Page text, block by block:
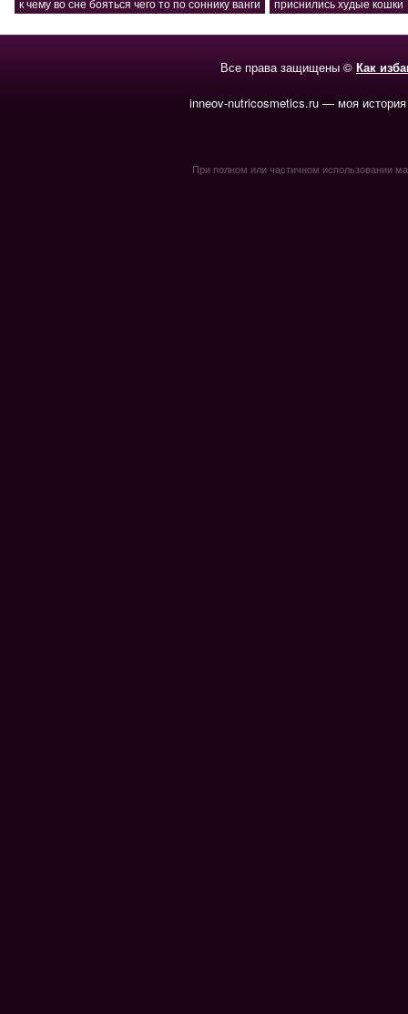
к чему во сне бояться чего то по соннику ванги приснились худые кошки
Все права защищены © Как
inneov-nutricosmetics.ru — моя
При полном или частичном использовании